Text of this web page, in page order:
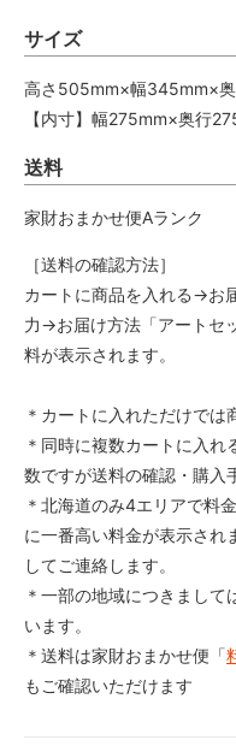
サイズ
高さ505mm×幅345mm×
【内寸】幅275mm×奥行
送料
家財おまかせ便Aランク
［送料の確認方法］
カートに商品を入れる→お
力→お届け方法「アートセ
料が表示されます。
＊カートに入れただけでは
＊同時に複数カートに入
数ですが送料の確認・購入
＊北海道のみ4エリアで料
に一番高い料金が表示され
してご連絡します。
＊一部の地域につきまし
います。
＊送料は家財おまかせ便「
もご確認いただけます